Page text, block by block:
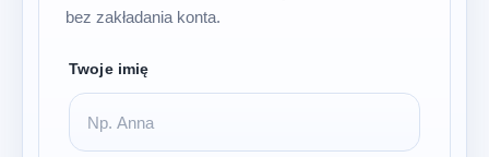
bez zakładania konta.
Twoje imię